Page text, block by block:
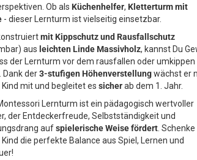
Ob als Küchenhelfer, Kletterturm mit
- dieser Lernturm ist vielseitig einsetzbar.
mit Kippschutz und Rausfallschutz
aus leichten Linde Massivholz, kannst Du
der Lernturm vor dem rausfallen oder umkippen
Dank der3-stufigen Höhenverstellungwächst er
Kind mit und begleitet essicherab dem 1. Jahr.
Lernturm ist ein pädagogisch wertvoller
der Entdeckerfreude, Selbstständigkeit und
aufspielerische Weise fördert . Schenke
Kind die perfekte Balance aus Spiel, Lernen und